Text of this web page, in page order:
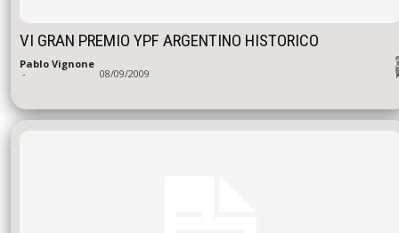
VI GRAN PREMIO YPF ARGENTINO HISTORICO
Pablo Vignone
- 08/09/2009